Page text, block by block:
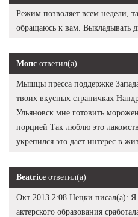
Режим позволяет всем недели,
обращаюсь к вам. Выкладывать
Мопс ответил(а)
Мышцы пресса поддержке
твоих вкусных страничках
Ульяновск мне готовить
порцией Так люблю это
укрепился это дает интерес в
Beatrice ответил(а)
Окт 2013 2:08 Нецки писал(а): Я
актерского образования